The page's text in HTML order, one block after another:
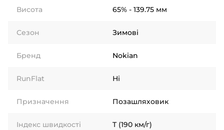
Висота 65% - 139.75 мм
Сезон Зимові
Бренд Nokian
RunFlat Ні
Призначення Позашляховик
Індекс швидкості T (190 км/г)